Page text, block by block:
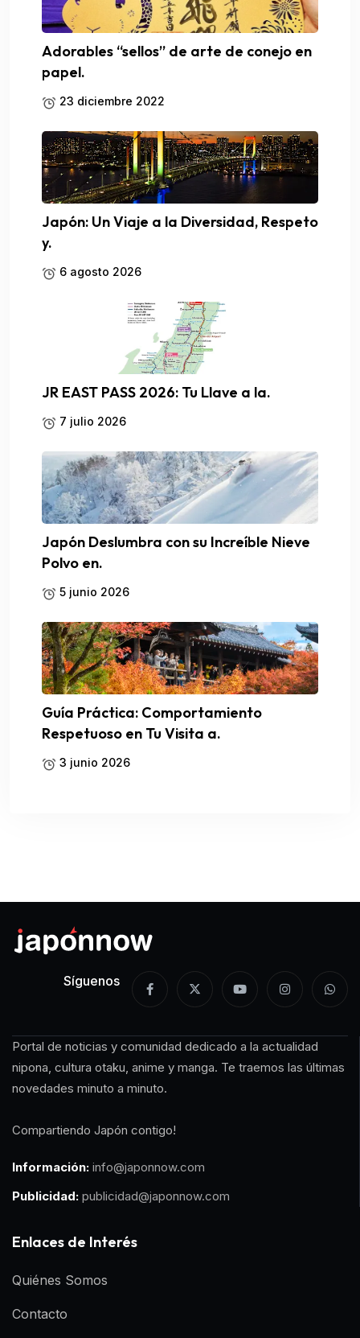
Adorables “sellos” de arte de conejo en
papel.
23 diciembre 2022
Japón: Un Viaje a la Diversidad, Respeto
y.
6 agosto 2026
JR EAST PASS 2026: Tu Llave a la.
7 julio 2026
Japón Deslumbra con su Increíble Nieve
Polvo en.
5 junio 2026
Guía Práctica: Comportamiento
Respetuoso en Tu Visita a.
3 junio 2026
Síguenos
Portal de noticias y comunidad dedicado a la actualidad
nipona, cultura otaku, anime y manga. Te traemos las últimas
novedades minuto a minuto.
Compartiendo Japón contigo!
Información: info@japonnow.com
Publicidad: publicidad@japonnow.com
Enlaces de Interés
Quiénes Somos
Contacto